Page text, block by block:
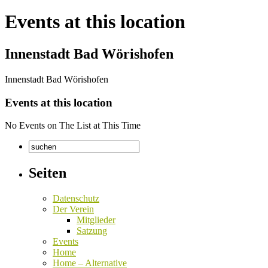
Events at this location
Innenstadt Bad Wörishofen
Innenstadt Bad Wörishofen
Events at this location
No Events on The List at This Time
Seiten
Datenschutz
Der Verein
Mitglieder
Satzung
Events
Home
Home – Alternative